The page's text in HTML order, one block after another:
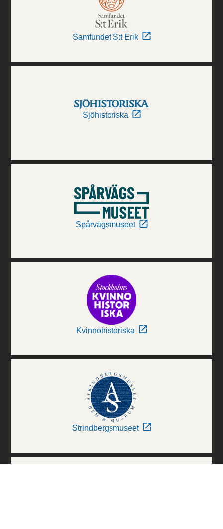
Samfundet S:t Erik
Sjöhistoriska
Spårvägsmuseet
Kvinnohistoriska
Strindbergsmuseet